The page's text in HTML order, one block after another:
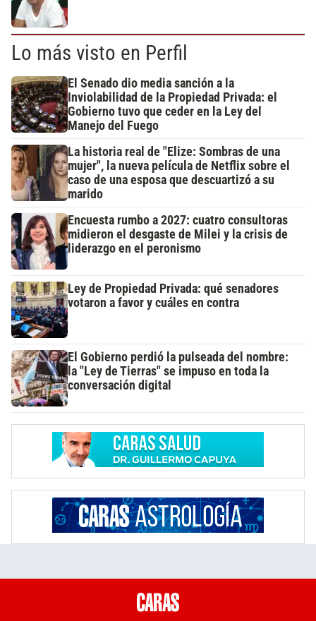
Lo más visto en Perfil
El Senado dio media sanción a la
Inviolabilidad de la Propiedad Privada: el
Gobierno tuvo que ceder en la Ley del
Manejo del Fuego
La historia real de "Elize: Sombras de una
mujer", la nueva película de Netflix sobre el
caso de una esposa que descuartizó a su
marido
Encuesta rumbo a 2027: cuatro consultoras
midieron el desgaste de Milei y la crisis de
liderazgo en el peronismo
Ley de Propiedad Privada: qué senadores
votaron a favor y cuáles en contra
El Gobierno perdió la pulseada del nombre:
la "Ley de Tierras" se impuso en toda la
conversación digital